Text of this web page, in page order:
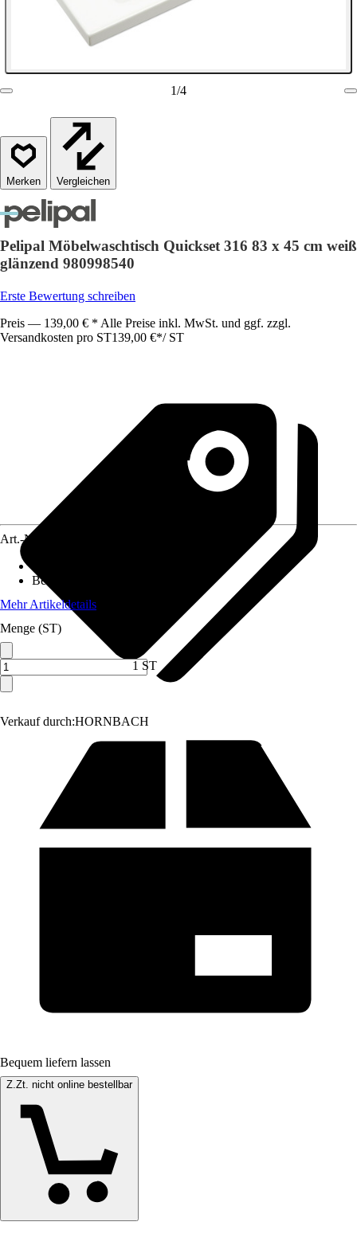
1/4
Vergleichen
Pelipal Möbelwaschtisch Quickset 316 83 x 45 cm weiß
glänzend 980998540
Erste Bewertung schreiben
Preis — 139,00 € * Alle Preise inkl. MwSt. und ggf. zzgl.
Versandkosten pro ST139,00 €*/ ST
Verkauf durch:HORNBACH
Art.-Nr.
Beschichtung
Mehr Artikeldetails
Menge (ST)
1 ST
Bequem liefern lassen
Z.Zt. nicht online bestellbar